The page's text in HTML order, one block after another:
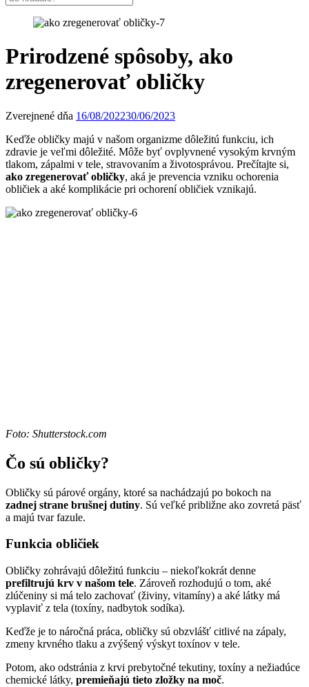
Prirodzené spôsoby, ako
zregenerovať obličky
Zverejnené dňa 16/08/202230/06/2023
Keďže obličky majú v našom organizme dôležitú funkciu, ich
zdravie je veľmi dôležité. Môže byť ovplyvnené vysokým krvným
tlakom, zápalmi v tele, stravovaním a životosprávou. Prečítajte si,
ako zregenerovať obličky, aká je prevencia vzniku ochorenia
obličiek a aké komplikácie pri ochorení obličiek vznikajú.
Foto: Shutterstock.com
Čo sú obličky?
Obličky sú párové orgány, ktoré sa nachádzajú po bokoch na
zadnej strane brušnej dutiny. Sú veľké približne ako zovretá päsť
a majú tvar fazule.
Funkcia obličiek
Obličky zohrávajú dôležitú funkciu – niekoľkokrát denne
prefiltrujú krv v našom tele. Zároveň rozhodujú o tom, aké
zlúčeniny si má telo zachovať (živiny, vitamíny) a aké látky má
vyplaviť z tela (toxíny, nadbytok sodíka).
Keďže je to náročná práca, obličky sú obzvlášť citlivé na zápaly,
zmeny krvného tlaku a zvýšený výskyt toxínov v tele.
Potom, ako odstránia z krvi prebytočné tekutiny, toxíny a nežiadúce
chemické látky, premieňajú tieto zložky na moč.